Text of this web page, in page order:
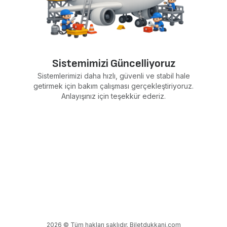
Sistemimizi Güncelliyoruz
Sistemlerimizi daha hızlı, güvenli ve stabil hale
getirmek için bakım çalışması gerçekleştiriyoruz.
Anlayışınız için teşekkür ederiz.
2026 © Tüm hakları saklıdır. Biletdukkani.com